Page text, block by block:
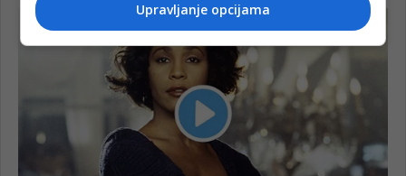
Upravljanje opcijama